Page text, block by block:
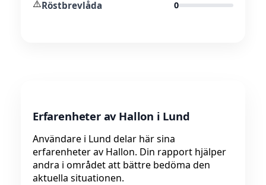
⚠️Röstbrevlåda 0
Erfarenheter av Hallon i Lund
Användare i Lund delar här sina
erfarenheter av Hallon. Din rapport hjälper
andra i området att bättre bedöma den
aktuella situationen.